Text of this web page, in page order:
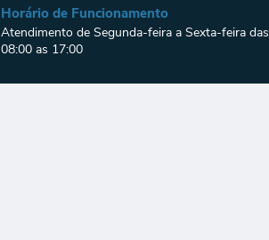
Horário de Funcionamento
Atendimento de Segunda-feira a Sexta-feira das
08:00 as 17:00